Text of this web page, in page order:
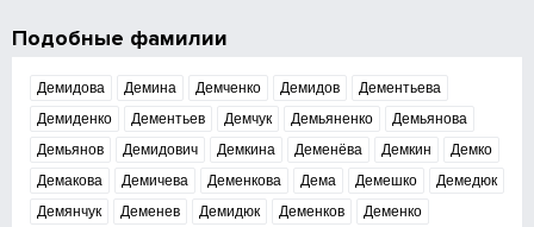
Подобные фамилии
Демидова Демина Демченко Демидов
Дементьева
Демиденко
Дементьев Демчук Демьяненко
Демьянова
Демьянов
Демидович Демкина Деменёва Демкин
Демко
Демакова
Демичева Деменкова Дема Демешко
Демедюк
Демянчук
Деменев Демидюк Деменков Деменко